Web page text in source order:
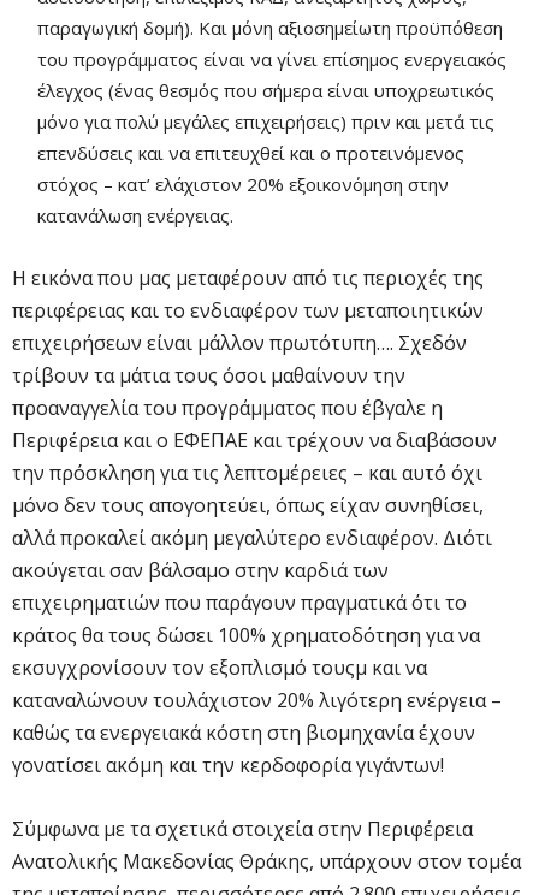
παραγωγική δομή). Και μόνη αξιοσημείωτη προϋπόθεση
του προγράμματος είναι να γίνει επίσημος ενεργειακός
έλεγχος (ένας θεσμός που σήμερα είναι υποχρεωτικός
μόνο για πολύ μεγάλες επιχειρήσεις) πριν και μετά τις
επενδύσεις και να επιτευχθεί και ο προτεινόμενος
στόχος – κατ’ ελάχιστον 20% εξοικονόμηση στην
κατανάλωση ενέργειας.
Η εικόνα που μας μεταφέρουν από τις περιοχές της
περιφέρειας και το ενδιαφέρον των μεταποιητικών
επιχειρήσεων είναι μάλλον πρωτότυπη…. Σχεδόν
τρίβουν τα μάτια τους όσοι μαθαίνουν την
προαναγγελία του προγράμματος που έβγαλε η
Περιφέρεια και ο ΕΦΕΠΑΕ και τρέχουν να διαβάσουν
την πρόσκληση για τις λεπτομέρειες – και αυτό όχι
μόνο δεν τους απογοητεύει, όπως είχαν συνηθίσει,
αλλά προκαλεί ακόμη μεγαλύτερο ενδιαφέρον. Διότι
ακούγεται σαν βάλσαμο στην καρδιά των
επιχειρηματιών που παράγουν πραγματικά ότι το
κράτος θα τους δώσει 100% χρηματοδότηση για να
εκσυγχρονίσουν τον εξοπλισμό τουςμ και να
καταναλώνουν τουλάχιστον 20% λιγότερη ενέργεια –
καθώς τα ενεργειακά κόστη στη βιομηχανία έχουν
γονατίσει ακόμη και την κερδοφορία γιγάντων!
Σύμφωνα με τα σχετικά στοιχεία στην Περιφέρεια
Ανατολικής Μακεδονίας Θράκης, υπάρχουν στον τομέα